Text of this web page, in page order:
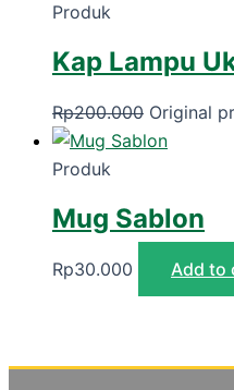
Produk
Kap Lampu
Rp200.000 Original
Produk
Mug Sablon
Rp30.000 Add to